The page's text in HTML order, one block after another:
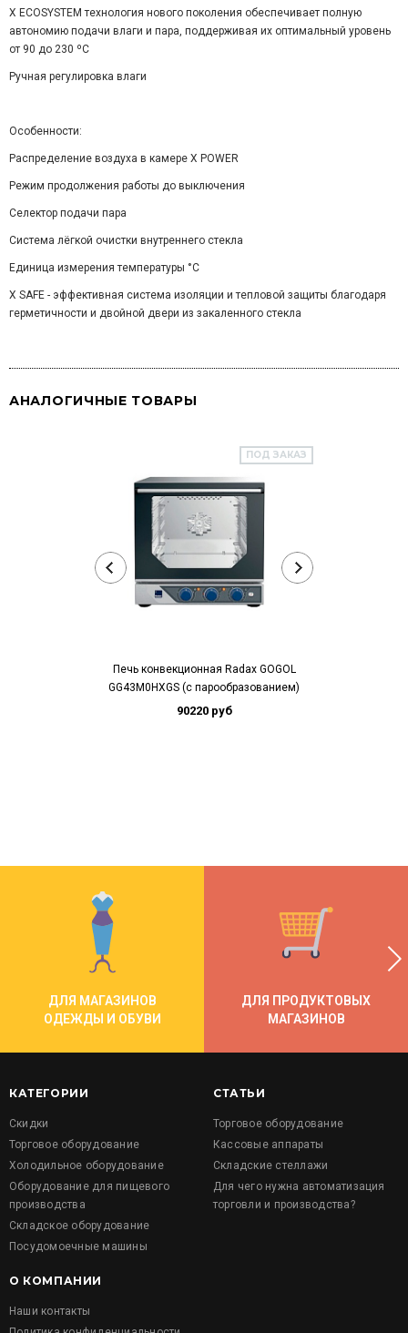
X ECOSYSTEM технология нового поколения обеспечивает полную
автономию подачи влаги и пара, поддерживая их оптимальный уровень
от 90 до 230 ºС
Ручная регулировка влаги
Особенности:
Распределение воздуха в камере X POWER
Режим продолжения работы до выключения
Селектор подачи пара
Система лёгкой очистки внутреннего стекла
Единица измерения температуры °C
X SAFE - эффективная система изоляции и тепловой защиты благодаря
герметичности и двойной двери из закаленного стекла
АНАЛОГИЧНЫЕ ТОВАРЫ
ПОД ЗАКАЗ
Печь конвекционная Radax GOGOL
GG43M0HXGS (с парообразованием)
90220 руб
ДЛЯ МАГАЗИНОВ
ОДЕЖДЫ И ОБУВИ
ДЛЯ ПРОДУКТОВЫХ
МАГАЗИНОВ
КАТЕГОРИИ
Скидки
Торговое оборудование
Холодильное оборудование
Оборудование для пищевого
производства
Складское оборудование
Посудомоечные машины
СТАТЬИ
Торговое оборудование
Кассовые аппараты
Складские стеллажи
Для чего нужна автоматизация
торговли и производства?
О КОМПАНИИ
Наши контакты